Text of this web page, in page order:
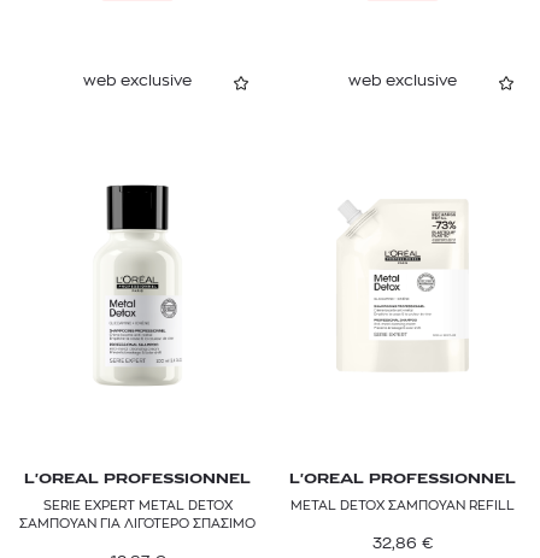
web exclusive
L'OREAL PROFESSIONNEL
SERIE EXPERT METAL DETOX
ΣΑΜΠΟΥΑΝ ΓΙΑ ΛΙΓΟΤΕΡΟ ΣΠΑΣΙΜΟ
web exclusive
L'OREAL PROFESSIONNEL
METAL DETOX ΣΑΜΠΟΥΑΝ REFILL
32,86 €